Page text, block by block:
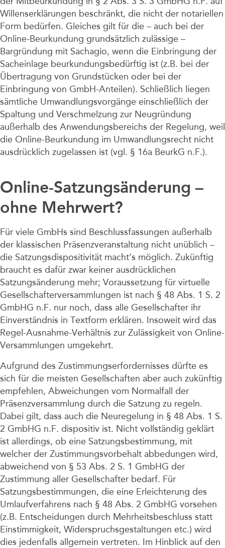
Willenserklärungen beschränkt, die nicht der notariellen
Form bedürfen. Gleiches gilt für die – auch bei der
Online-Beurkundung grundsätzlich zulässige –
Bargründung mit Sachagio, wenn die Einbringung der
Sacheinlage beurkundungsbedürftig ist (z.B. bei der
Übertragung von Grundstücken oder bei der
Einbringung von GmbH-Anteilen). Schließlich liegen
sämtliche Umwandlungsvorgänge einschließlich der
Spaltung und Verschmelzung zur Neugründung
außerhalb des Anwendungsbereichs der Regelung, weil
die Online-Beurkundung im Umwandlungsrecht nicht
ausdrücklich zugelassen ist (vgl. § 16a BeurkG n.F.).
Online-Satzungsänderung –
ohne Mehrwert?
Für viele GmbHs sind Beschlussfassungen außerhalb
der klassischen Präsenzveranstaltung nicht unüblich –
die Satzungsdispositivität macht’s möglich. Zukünftig
braucht es dafür zwar keiner ausdrücklichen
Satzungsänderung mehr; Voraussetzung für virtuelle
Gesellschafterversammlungen ist nach § 48 Abs. 1 S. 2
GmbHG n.F. nur noch, dass alle Gesellschafter ihr
Einverständnis in Textform erklären. Insoweit wird das
Regel-Ausnahme-Verhältnis zur Zulässigkeit von Online-
Versammlungen umgekehrt.
Aufgrund des Zustimmungserfordernisses dürfte es
sich für die meisten Gesellschaften aber auch zukünftig
empfehlen, Abweichungen vom Normalfall der
Präsenzversammlung durch die Satzung zu regeln.
Dabei gilt, dass auch die Neuregelung in § 48 Abs. 1 S.
2 GmbHG n.F. dispositiv ist. Nicht vollständig geklärt
ist allerdings, ob eine Satzungsbestimmung, mit
welcher der Zustimmungsvorbehalt abbedungen wird,
abweichend von § 53 Abs. 2 S. 1 GmbHG der
Zustimmung aller Gesellschafter bedarf. Für
Satzungsbestimmungen, die eine Erleichterung des
Umlaufverfahrens nach § 48 Abs. 2 GmbHG vorsehen
(z.B. Entscheidungen durch Mehrheitsbeschluss statt
Einstimmigkeit, Widerspruchsgestaltungen etc.) wird
dies jedenfalls allgemein vertreten. Im Hinblick auf den